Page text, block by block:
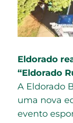
Eldorado
“Eldorado
A Eldorado
uma nova
evento